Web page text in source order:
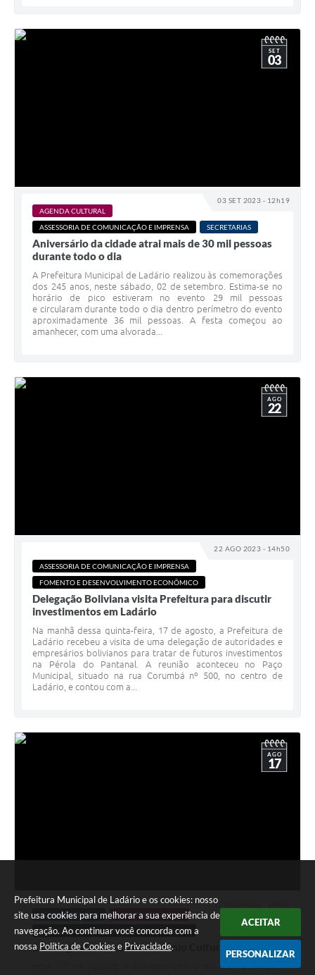
Prefeitura Municipal de Ladário e os cookies: nosso
site usa cookies para melhorar a sua experiência de
navegação. Ao continuar você concorda com a
nossa Política de Cookies e Privacidade.
ACEITAR
PERSONALIZAR
03 SET 2023 - 12h19
SET
03
AGENDA CULTURAL
ASSESSORIA DE COMUNICAÇÃO E IMPRENSA
SECRETARIAS
Aniversário da cidade atrai mais de 30 mil pessoas
durante todo o dia
A Prefeitura Municipal de Ladário realizou às comemorações
dos 245 anos, neste sábado, 02 de setembro. Estima-se no
horário de pico estiveram no evento 29 mil pessoas
e circularam durante todo o dia dentro perímetro do evento
aproximadamente 36 mil pessoas. A festa começou ao
amanhecer, com uma alvorada...
22 AGO 2023 - 14h50
AGO
22
ASSESSORIA DE COMUNICAÇÃO E IMPRENSA
FOMENTO E DESENVOLVIMENTO ECONÔMICO
Delegação Boliviana visita Prefeitura para discutir
investimentos em Ladário
Na manhã dessa quinta-feira, 17 de agosto, a Prefeitura de
Ladário recebeu a visita de uma delegação de autoridades e
empresários bolivianos para tratar de futuros investimentos
na Pérola do Pantanal. A reunião aconteceu no Paço
Municipal, situado na rua Corumbá nº 500, no centro de
Ladário, e contou com a...
17 AGO 2023 - 14h06
AGO
17
ADMINISTRAÇÃO
AGENDA CULTURAL
ASSESSORIA DE COMUNICAÇÃO E IMPRENSA
17 de agosto: Dia do Patrimônio Cultural
Hoje, 17 de agosto, é comemorado o dia do Patrimônio